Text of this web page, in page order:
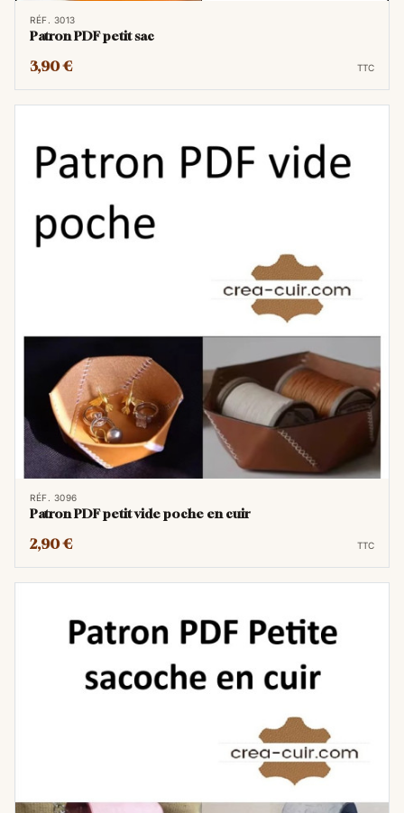
RÉF. 3013
Patron PDF petit sac
3,90 € TTC
RÉF. 3096
Patron PDF petit vide poche en cuir
2,90 € TTC